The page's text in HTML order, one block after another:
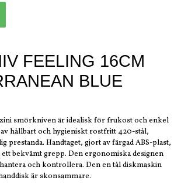
FEELING 16CM
BLUE
smörkniven är idealisk för frukost och enkel
hållbart och hygieniskt rostfritt 420-stål,
prestanda. Handtaget, gjort av färgad ABS-plast,
bekvämt grepp. Den ergonomiska designen
och kontrollera. Den en tål diskmaskin
är skonsammare.